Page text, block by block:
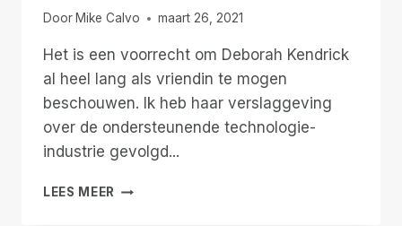
Door Mike Calvo maart 26, 2021
Het is een voorrecht om Deborah Kendrick
al heel lang als vriendin te mogen
beschouwen. Ik heb haar verslaggeving
over de ondersteunende technologie-
industrie gevolgd...
LEES MEER PNEUMA